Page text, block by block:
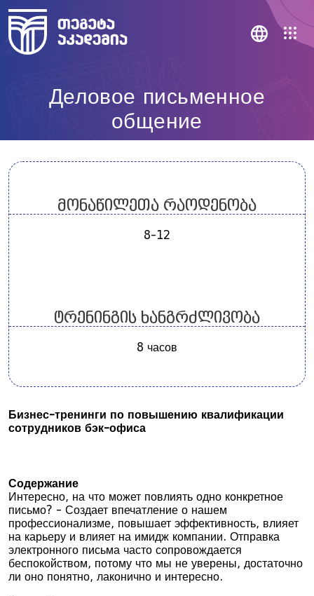
Деловое письменное
общение
მონაწილეთა რაოდენობა
8-12
ტრენინგის ხანგრძლივობა
8 часов
Бизнес-тренинги по повышению квалификации
сотрудников бэк-офиса
Содержание
Интересно, на что может повлиять одно конкретное
письмо? - Создает впечатление о нашем
профессионализме, повышает эффективность, влияет
на карьеру и влияет на имидж компании. Отправка
электронного письма часто сопровождается
беспокойством, потому что мы не уверены, достаточно
ли оно понятно, лаконично и интересно.